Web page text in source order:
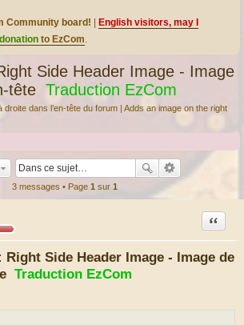
Community board!
English visitors, may I
to EzCom.
Side Header Image - Image
tête Traduction EzCom
droite dans l’en-tête du forum | Adds an image on the right
3 messages • Page 1 sur 1
Right Side Header Image - Image de
Traduction EzCom
Citation